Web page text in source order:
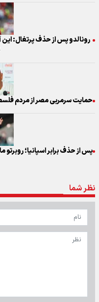
رونالدو پس از حذف پرتغال:
حمایت سرمربی مصر از مردم
پس از حذف برابر اسپانیا؛ روبرتو
نظر شما